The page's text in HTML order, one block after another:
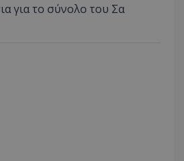
για το σύνολο του Σα